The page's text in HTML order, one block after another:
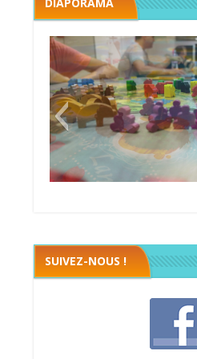
SUIVEZ-NOUS !